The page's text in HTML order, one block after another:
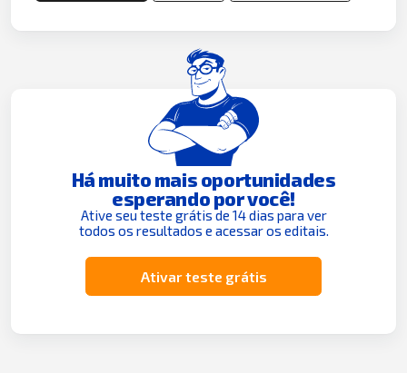
Há muito mais oportunidades
esperando por você!
Ative seu teste grátis de 14 dias para ver
todos os resultados e acessar os editais.
Ativar teste grátis